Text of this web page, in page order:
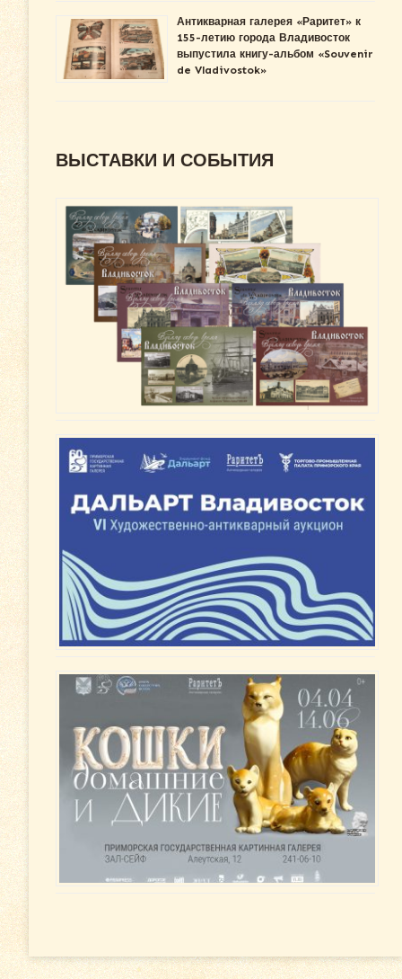
Антикварная галерея «Раритет» к
155-летию города Владивосток
выпустила книгу-альбом «Souvenir
de Vladivostok»
ВЫСТАВКИ И СОБЫТИЯ